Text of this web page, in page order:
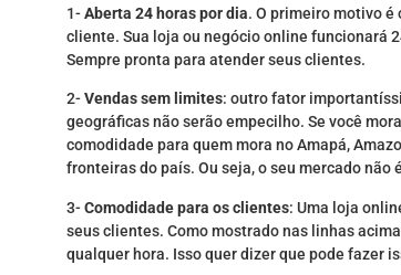
1-Aberta 24 horas por dia. O primeiro motivo
cliente. Sua loja ou negócio online funcionará
Sempre pronta para atender seus clientes.
2-Vendas sem limites: outro fator
geográficas não serão empecilho. Se você
comodidade para quem mora no Amapá,
fronteiras do país. Ou seja, o seu mercado
3-Comodidade para os clientes: Uma loja
seus clientes. Como mostrado nas linhas
qualquer hora. Isso quer dizer que pode fazer